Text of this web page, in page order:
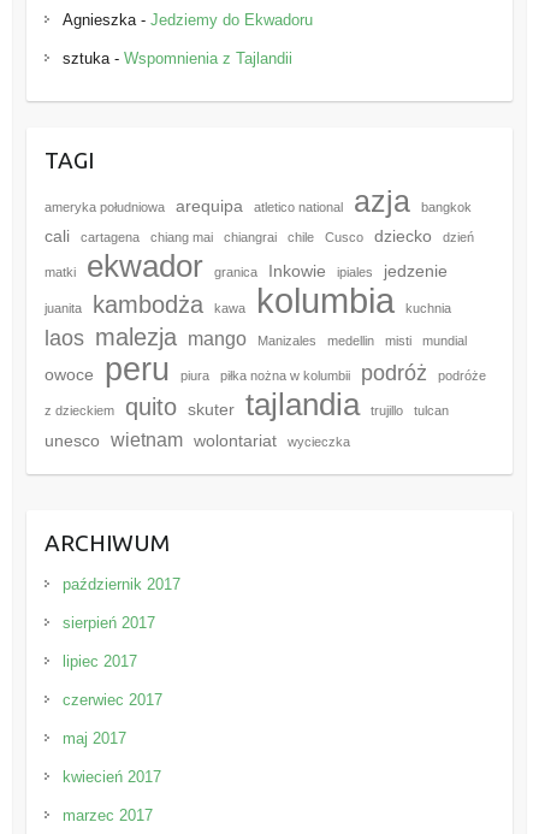
Agnieszka- Jedziemy do Ekwadoru
sztuka- Wspomnienia z Tajlandii
TAGI
ameryka południowa arequipa atletico national azja bangkok
cali cartagena chiang mai chiangrai chile Cusco dziecko dzień
matki ekwador granica Inkowie ipiales jedzenie
juanita kambodża kawa kolumbia kuchnia
laos malezja mango Manizales medellin misti mundial
owoce peru piura piłka nożna w kolumbii podróż podróże
z dzieckiem quito skuter tajlandia trujillo tulcan
unesco wietnam wolontariat wycieczka
ARCHIWUM
październik 2017
sierpień 2017
lipiec 2017
czerwiec 2017
maj 2017
kwiecień 2017
marzec 2017